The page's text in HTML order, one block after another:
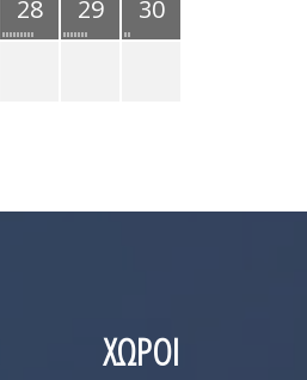
28 29
30
ΧΩΡΟΙ